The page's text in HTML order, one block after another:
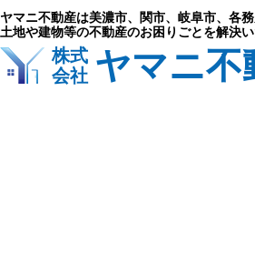
ヤマニ不動産は美濃市、関市、岐阜市、各
土地や建物等の不動産のお困りごとを解決い
株式
会社 ヤマニ不